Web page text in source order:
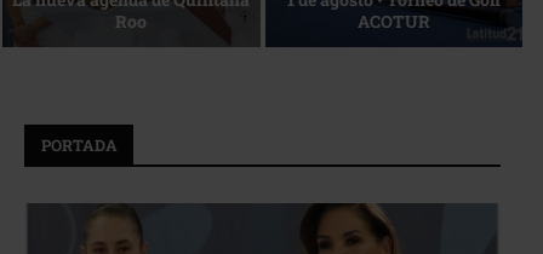
Reconocimiento de viajeros La esencia del servicio
PORTADA